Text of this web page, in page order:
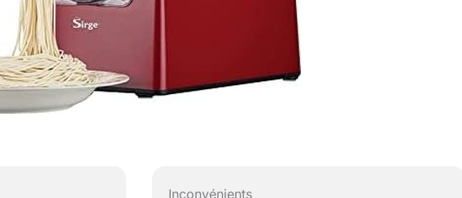
Inconvénients